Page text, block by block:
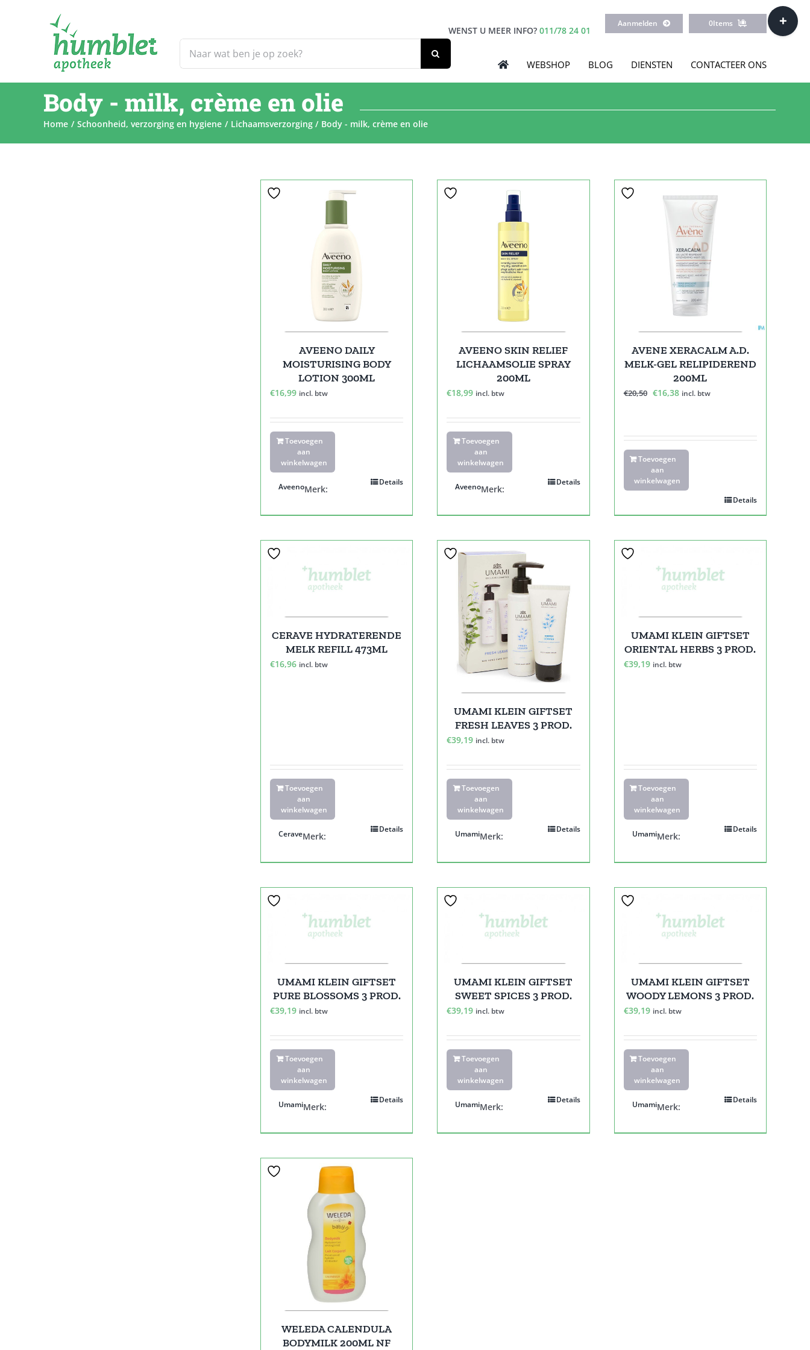
naar:
WENST U MEER INFO? 011/78 24 01
Aanmelden 0Items
WEBSHOP BLOG DIENSTEN CONTACTEER ONS
Body - milk, crème en olie
Home Schoonheid, verzorging en hygiene Lichaamsverzorging Body - milk, crème en olie
AVEENO DAILY
MOISTURISING BODY
LOTION 300ML
€16,99 incl. btw
Toevoegen
aan
winkelwagen
Details
Merk:
Aveeno
AVEENO SKIN RELIEF
LICHAAMSOLIE SPRAY
200ML
€18,99 incl. btw
Toevoegen
aan
winkelwagen
Details
Merk:
Aveeno
AVENE XERACALM A.D.
MELK-GEL RELIPIDEREND
200ML
€20,50 Oorspronkelijke
€20,50.
€16,38Huidige
€16,38.
incl. btw
Toevoegen
aan
winkelwagen
Details
CERAVE HYDRATERENDE
MELK REFILL 473ML
€16,96 incl. btw
Toevoegen
aan
winkelwagen
Details
Merk:
Cerave
UMAMI KLEIN GIFTSET
FRESH LEAVES 3 PROD.
€39,19 incl. btw
Toevoegen
aan
winkelwagen
Details
Merk:
Umami
UMAMI KLEIN GIFTSET
ORIENTAL HERBS 3 PROD.
€39,19 incl. btw
Toevoegen
aan
winkelwagen
Details
Merk:
Umami
UMAMI KLEIN GIFTSET
PURE BLOSSOMS 3 PROD.
€39,19 incl. btw
Toevoegen
aan
winkelwagen
Details
Merk:
Umami
UMAMI KLEIN GIFTSET
SWEET SPICES 3 PROD.
€39,19 incl. btw
Toevoegen
aan
winkelwagen
Details
Merk:
Umami
UMAMI KLEIN GIFTSET
WOODY LEMONS 3 PROD.
€39,19 incl. btw
Toevoegen
aan
winkelwagen
Details
Merk:
Umami
WELEDA CALENDULA
BODYMILK 200ML NF
Toggle
Sliding